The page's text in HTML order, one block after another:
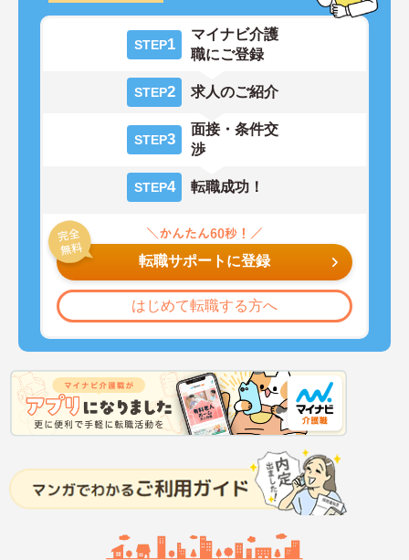
STEP1
マイナビ介護
職にご登録
STEP2 求人のご紹介
STEP3
面接・条件交
渉
STEP4 転職成功！
転職サポートに登録
はじめて転職する方へ